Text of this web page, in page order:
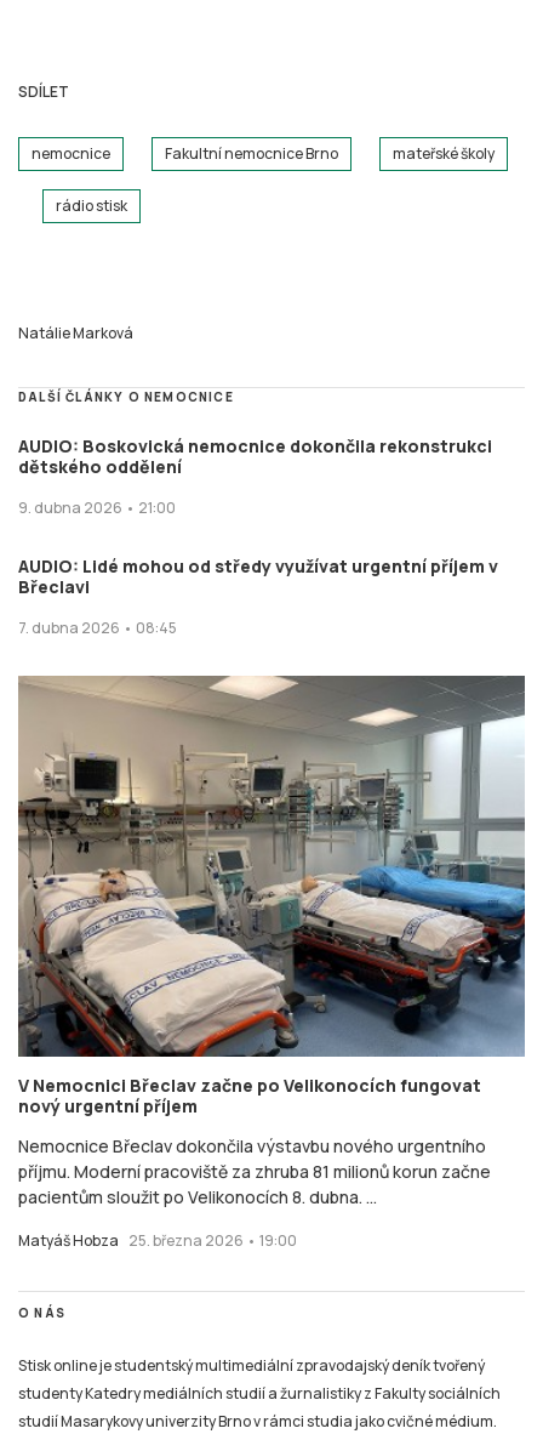
SDÍLET
nemocnice Fakultní nemocnice Brno mateřské školy
rádio stisk
Natálie Marková
DALŠÍ ČLÁNKY O NEMOCNICE
AUDIO: Boskovická nemocnice dokončila rekonstrukci
dětského oddělení
9. dubna 2026 • 21:00
AUDIO: Lidé mohou od středy využívat urgentní příjem v
Břeclavi
7. dubna 2026 • 08:45
V Nemocnici Břeclav začne po Velikonocích fungovat
nový urgentní příjem
Nemocnice Břeclav dokončila výstavbu nového urgentního
příjmu. Moderní pracoviště za zhruba 81 milionů korun začne
pacientům sloužit po Velikonocích 8. dubna. ...
Matyáš Hobza 25. března 2026 • 19:00
O NÁS
Stisk online je studentský multimediální zpravodajský deník tvořený
studenty Katedry mediálních studií a žurnalistiky z Fakulty sociálních
studií Masarykovy univerzity Brno v rámci studia jako cvičné médium.